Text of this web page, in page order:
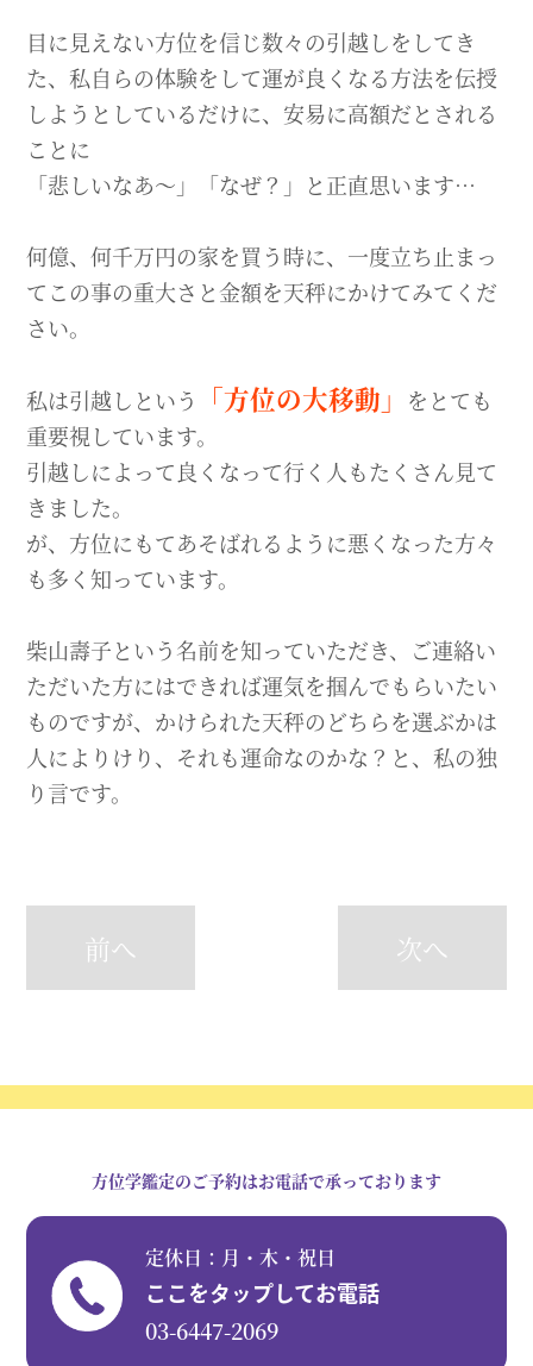
目に見えない方位を信じ数々の引越しをしてき
た、私自らの体験をして運が良くなる方法を伝授
しようとしているだけに、安易に高額だとされる
ことに
「悲しいなあ〜」「なぜ？」と正直思います…
何億、何千万円の家を買う時に、一度立ち止まっ
てこの事の重大さと金額を天秤にかけてみてくだ
さい。
私は引越しという 「方位の大移動」
をとても
重要視しています。
引越しによって良くなって行く人もたくさん見て
きました。
が、方位にもてあそばれるように悪くなった方々
も多く知っています。
柴山壽子という名前を知っていただき、ご連絡い
ただいた方にはできれば運気を掴んでもらいたい
ものですが、かけられた天秤のどちらを選ぶかは
人によりけり、それも運命なのかな？と、私の独
り言です。
前へ 次へ
方位学鑑定のご予約はお電話で承っております
定休日：月・木・祝日
ここをタップしてお電話
03-6447-2069